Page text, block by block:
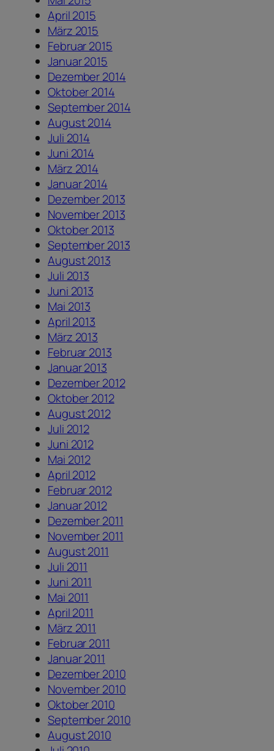
April 2015
März 2015
Februar 2015
Januar 2015
Dezember 2014
Oktober 2014
September 2014
August 2014
Juli 2014
Juni 2014
März 2014
Januar 2014
Dezember 2013
November 2013
Oktober 2013
September 2013
August 2013
Juli 2013
Juni 2013
Mai 2013
April 2013
März 2013
Februar 2013
Januar 2013
Dezember 2012
Oktober 2012
August 2012
Juli 2012
Juni 2012
Mai 2012
April 2012
Februar 2012
Januar 2012
Dezember 2011
November 2011
August 2011
Juli 2011
Juni 2011
Mai 2011
April 2011
März 2011
Februar 2011
Januar 2011
Dezember 2010
November 2010
Oktober 2010
September 2010
August 2010